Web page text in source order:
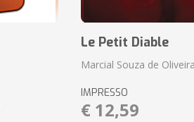
Le Petit Diable
Marcial Souza de
IMPRESSO
€ 12,59